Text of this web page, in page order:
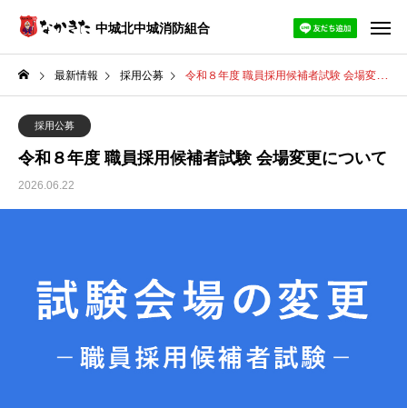
中城北中城消防組合
最新情報 採用公募 令和８年度 職員採用候補者試験 会場変更について
採用公募
令和８年度 職員採用候補者試験 会場変更について
2026.06.22